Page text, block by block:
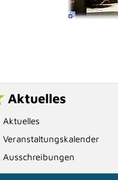
Aktuelles
Aktuelles
Veranstaltungskalender
Ausschreibungen